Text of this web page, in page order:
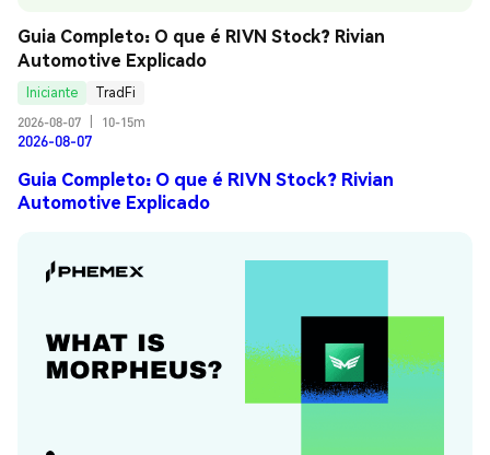
Guia Completo: O que é RIVN Stock? Rivian
Automotive Explicado
Iniciante
TradFi
2026-08-07
10-15m
2026-08-07
Guia Completo: O que é RIVN Stock? Rivian
Automotive Explicado